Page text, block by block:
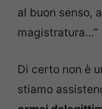
al buon senso,
magistratura…”
Di certo non è
stiamo